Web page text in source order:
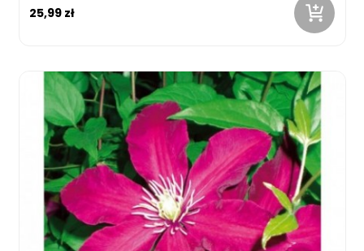
25,99 zł